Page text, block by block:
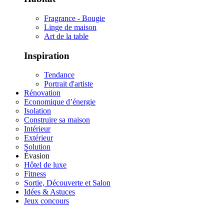
Fragrance - Bougie
Linge de maison
Art de la table
Inspiration
Tendance
Portrait d'artiste
Rénovation
Economique d’énergie
Isolation
Construire sa maison
Intérieur
Extérieur
Solution
Évasion
Hôtel de luxe
Fitness
Sortie, Découverte et Salon
Idées & Astuces
Jeux concours